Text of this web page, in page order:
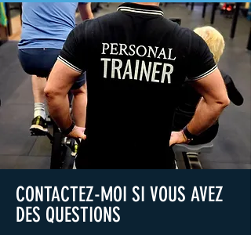
CONTACTEZ-MOI SI VOUS AVEZ
DES QUESTIONS